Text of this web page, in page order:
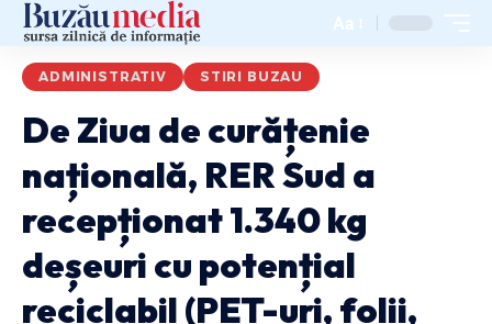
Aa
ADMINISTRATIV STIRI BUZAU
De Ziua de curățenie
națională, RER Sud a
recepționat 1.340 kg
deșeuri cu potențial
reciclabil (PET-uri, folii,